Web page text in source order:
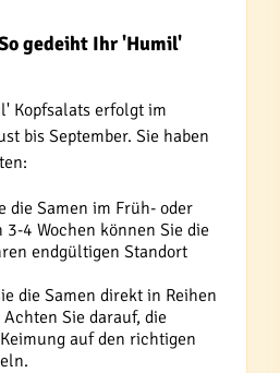
gedeiht Ihr 'Humil'
Kopfsalats erfolgt im
bis September. Sie haben
die Samen im Früh- oder
3-4 Wochen können Sie die
endgültigen Standort
die Samen direkt in Reihen
Sie darauf, die
auf den richtigen